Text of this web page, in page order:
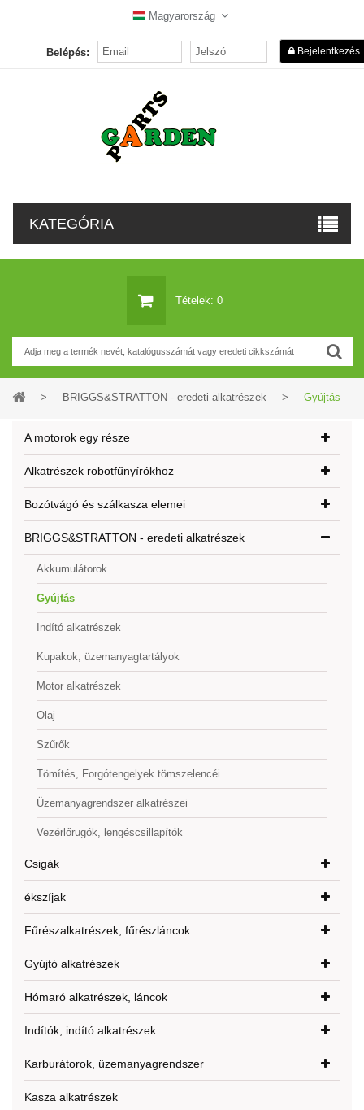
Magyarország
Belépés: Bejelentkezés
KATEGÓRIA
Tételek: 0
> BRIGGS&STRATTON - eredeti alkatrészek > Gyújtás
A motorok egy része
Alkatrészek robotfűnyírókhoz
Bozótvágó és szálkasza elemei
BRIGGS&STRATTON - eredeti alkatrészek
Akkumulátorok
Gyújtás
Indító alkatrészek
Kupakok, üzemanyagtartályok
Motor alkatrészek
Olaj
Szűrők
Tömítés, Forgótengelyek tömszelencéi
Üzemanyagrendszer alkatrészei
Vezérlőrugók, lengéscsillapítók
Csigák
ékszíjak
Fűrészalkatrészek, fűrészláncok
Gyújtó alkatrészek
Hómaró alkatrészek, láncok
Indítók, indító alkatrészek
Karburátorok, üzemanyagrendszer
Kasza alkatrészek